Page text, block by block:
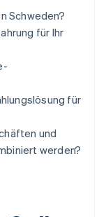
Schweden?
für Ihr
für
und
werden?